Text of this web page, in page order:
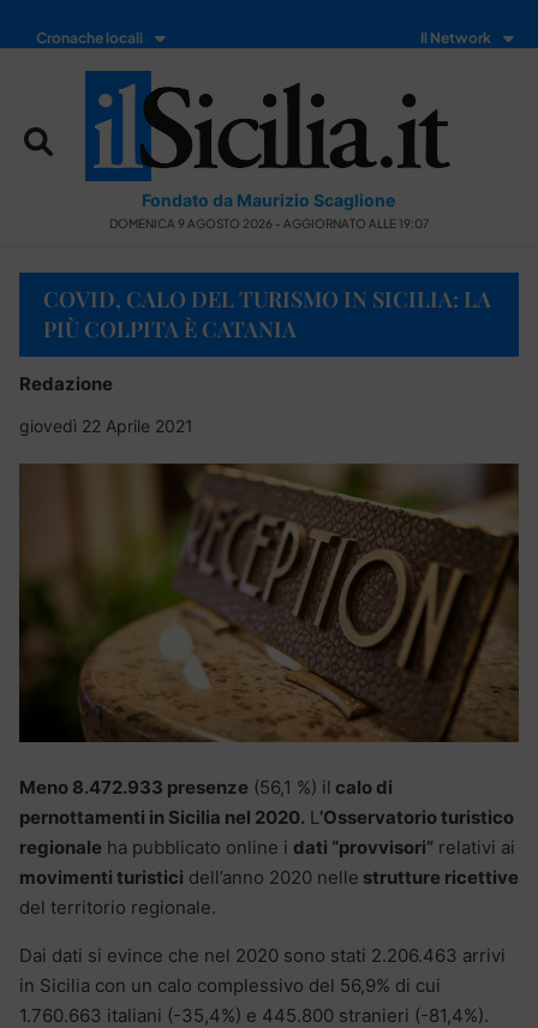
Cronache locali Il Network
Fondato da Maurizio Scaglione
DOMENICA 9 AGOSTO 2026 - AGGIORNATO ALLE 19:07
COVID, CALO DEL TURISMO IN SICILIA: LA
PIÙ COLPITA È CATANIA
Redazione
giovedì 22 Aprile 2021
Meno 8.472.933 presenze (56,1 %) il calo di
pernottamenti in Sicilia nel 2020. L ’Osservatorio turistico
regionale ha pubblicato online i dati “provvisori” relativi ai
movimenti turistici dell’anno 2020 nelle strutture ricettive
del territorio regionale.
Dai dati si evince che nel 2020 sono stati 2.206.463 arrivi
in Sicilia con un calo complessivo del 56,9% di cui
1.760.663 italiani (-35,4%) e 445.800 stranieri (-81,4%).